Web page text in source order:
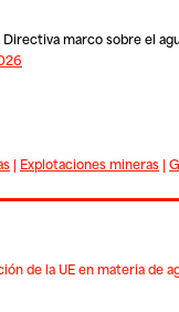
marco sobre el
| Explotaciones mineras|
de la UE en materia de